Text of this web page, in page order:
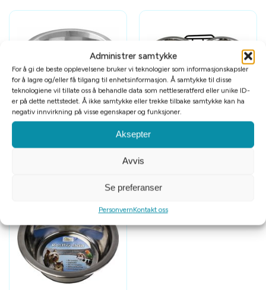
Administrer samtykke
For å gi de beste opplevelsene bruker vi teknologier som informasjonskapsler
for å lagre og/eller få tilgang til enhetsinformasjon. Å samtykke til disse
teknologiene vil tillate oss å behandle data som nettleseratferd eller unike ID-
er på dette nettstedet. Å ikke samtykke eller trekke tilbake samtykke kan ha
negativ innvirkning på visse egenskaper og funksjoner.
Aksepter
Avvis
Se preferanser
PersonvernKontakt oss
Hundeskål rustfri 1,7L 19cm
Matbar rustfri skåler 2×0,43L